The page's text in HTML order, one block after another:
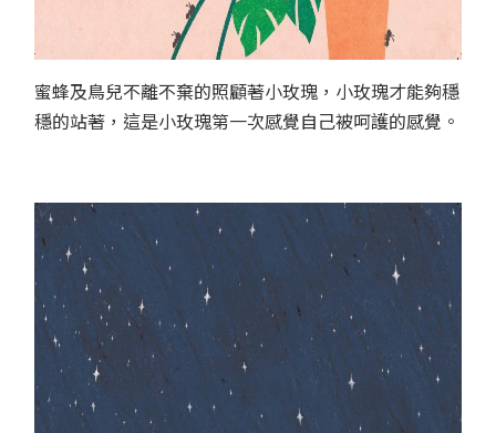
蜜蜂及鳥兒不離不棄的照顧著小玫瑰，小玫瑰才能夠穩
穩的站著，這是小玫瑰第一次感覺自己被呵護的感覺。